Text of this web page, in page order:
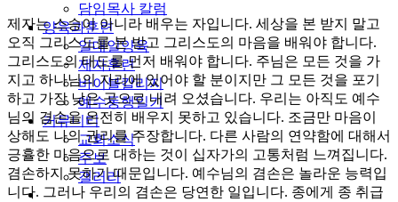
담임목사 칼럼
양육과훈련
일대일양육
제자훈련
바이블칼리지
예수동행일기
커뮤니티
교회소식
주보
갤러리
youtube
soundcloud
제자는 스승이 아니라 배우는 자입니다. 세상을 본 받지 말고
오직 그리스도를 본 받고 그리스도의 마음을 배워야 합니다.
그리스도의 태도를 먼저 배워야 합니다. 주님은 모든 것을 가
지고 하나님의 자리에 있어야 할 분이지만 그 모든 것을 포기
하고 가장 낮은 곳으로 내려 오셨습니다. 우리는 아직도 예수
님의 겸손을 온전히 배우지 못하고 있습니다. 조금만 마음이
상해도 나의 권리를 주장합니다. 다른 사람의 연약함에 대해서
긍휼한 마음으로 대하는 것이 십자가의 고통처럼 느껴집니다.
겸손하지 못하기 때문입니다. 예수님의 겸손은 놀라운 능력입
니다. 그러나 우리의 겸손은 당연한 일입니다. 종에게 종 취급